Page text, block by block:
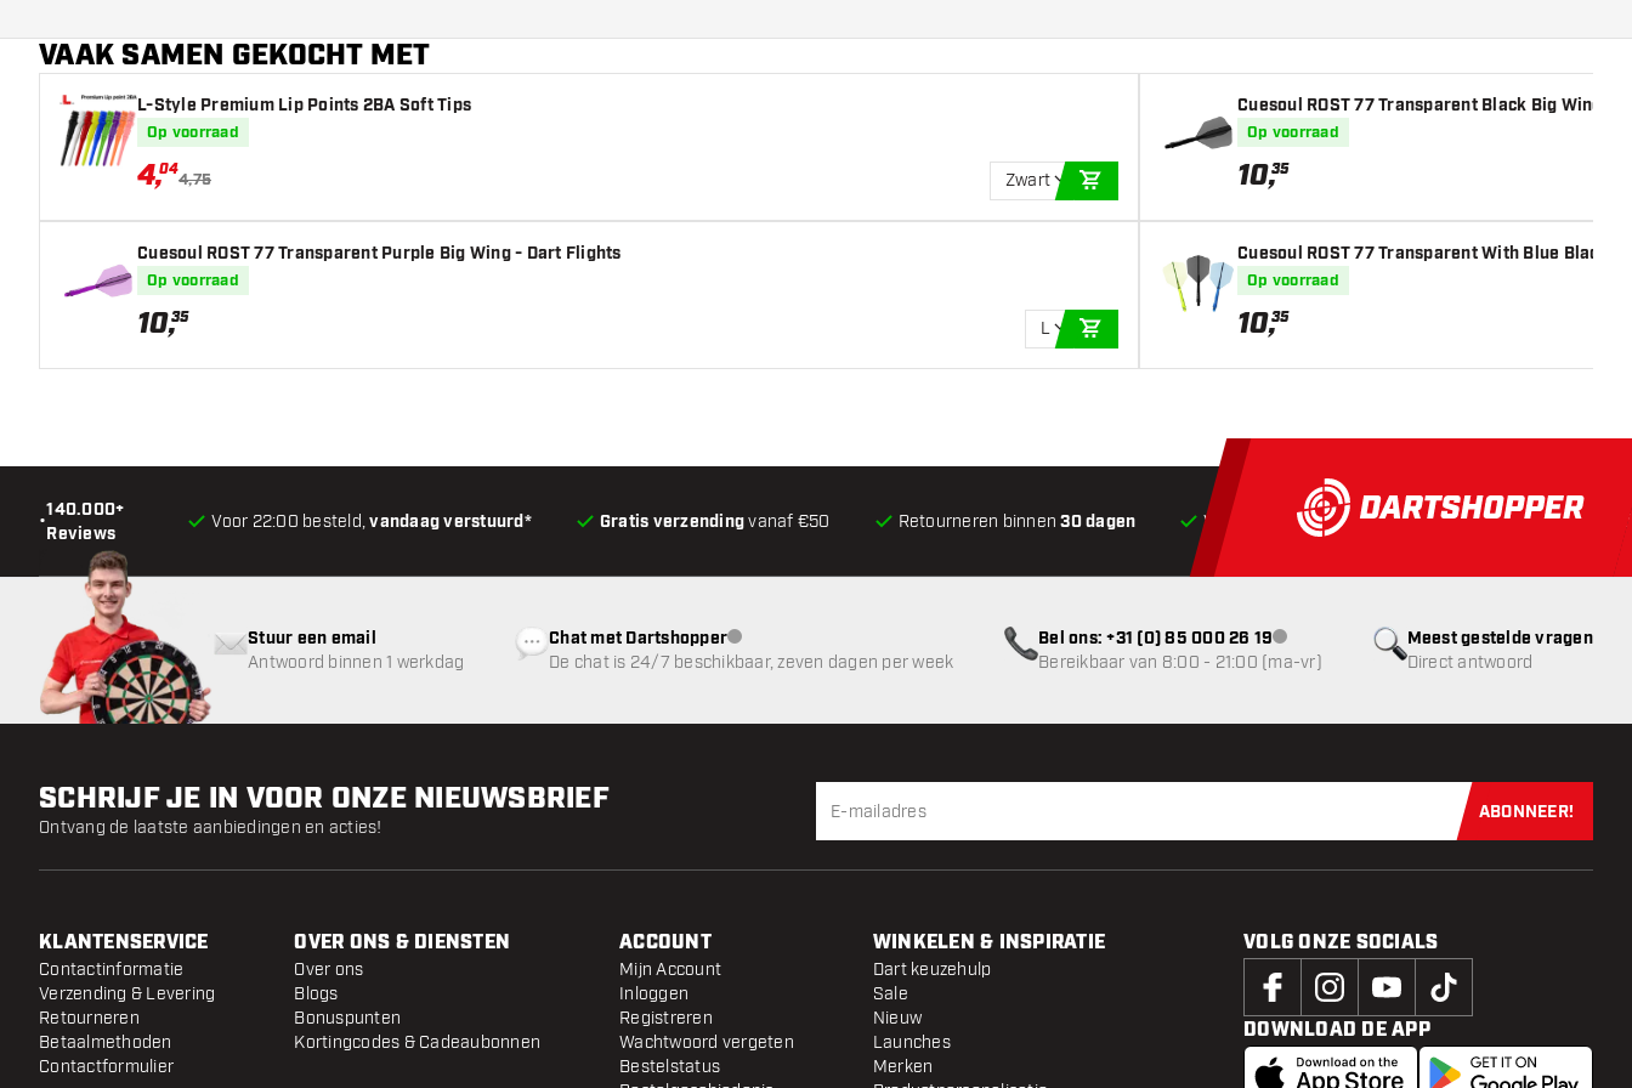
erachter te komen welke variant het beste bij je past!
Flight shaft lengte
VAAK SAMEN GEKOCHT MET
L-Style Premium Lip Points 2BA Soft Tips
Op voorraad
4,04
4,75 Zwart
Cuesoul ROST 77 Transparent Purple Big Wing - Dart Flights
Op voorraad
10,35
L
Cuesoul ROST 77 Transparent Black Big Wing -
Op voorraad
10,35
Cuesoul ROST 77 Transparent With Blue Black
Op voorraad
10,35
•
140.000+
Reviews
Voor 22:00 besteld,vandaag verstuurd* Gratis verzendingvanaf €50 Retourneren binnen30 dagen Voor 22:00 besteld,vandaag verstuurd*
Meest gestelde vragen
Direct antwoord
Stuur een email
Antwoord binnen 1 werkdag
Chat met Dartshopperklantenservice niet beschikbaar
De chat is 24/7 beschikbaar, zeven dagen per week
Bel ons: +31 (0) 85 000 26 19klantenservice niet beschikbaar
Bereikbaar van 8:00 - 21:00 (ma-vr)
SCHRIJF JE IN VOOR ONZE NIEUWSBRIEF
Ontvang de laatste aanbiedingen en acties!
Schrijf je
ABONNEER!
KLANTENSERVICE
Contactinformatie
Verzending & Levering
Retourneren
Betaalmethoden
Contactformulier
OVER ONS & DIENSTEN
Over ons
Blogs
Bonuspunten
Kortingcodes & Cadeaubonnen
ACCOUNT
Mijn Account
Inloggen
Registreren
Wachtwoord vergeten
Bestelstatus
WINKELEN & INSPIRATIE
Dart keuzehulp
Sale
Nieuw
Launches
Merken
VOLG ONZE SOCIALS
DOWNLOAD DE APP